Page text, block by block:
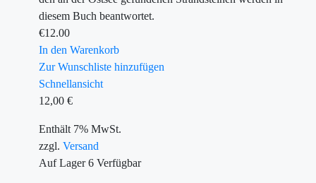
diesem Buch beantwortet.
€12.00
In den Warenkorb
Zur Wunschliste hinzufügen
Schnellansicht
12,00 €
Enthält 7% MwSt.
zzgl. Versand
Auf Lager6 Verfügbar